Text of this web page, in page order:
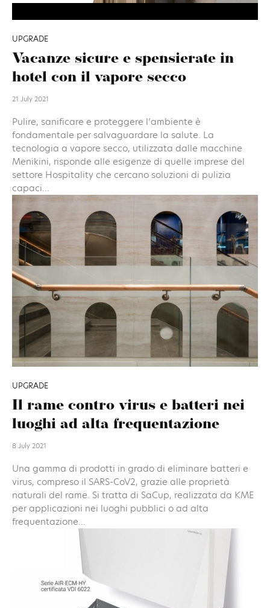
UPGRADE
Vacanze sicure e spensierate in
hotel con il vapore secco
21 July 2021
Pulire, sanificare e proteggere l’ambiente è
fondamentale per salvaguardare la salute. La
tecnologia a vapore secco, utilizzata dalle macchine
Menikini, risponde alle esigenze di quelle imprese del
settore Hospitality che cercano soluzioni di pulizia
capaci...
UPGRADE
Il rame contro virus e batteri nei
luoghi ad alta frequentazione
8 July 2021
Una gamma di prodotti in grado di eliminare batteri e
virus, compreso il SARS-CoV2, grazie alle proprietà
naturali del rame. Si tratta di SaCup, realizzata da KME
per applicazioni nei luoghi pubblici o ad alta
frequentazione...